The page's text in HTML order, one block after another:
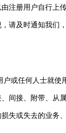
注册用户自行上
请及时通知我们
或任何人士就使
间接、附带、从
失或失去的业务